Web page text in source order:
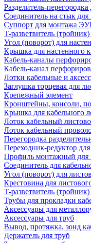
Разделитель-
Соединитель на стык для
Суппорт для монтажа
Т-разветвитель
Угол (поворот) для
Крышка для настенного
Кабель-каналы
Кабель-канал
Лотки кабельные и
Заглушка торцевая для
Крепежный элемент
Кронштейны, консоли,
Крышка для кабельного
Лоток кабельный
Лоток кабельный
Перегородка
Переходник-редуктор
Профиль монтажный для
Соединитель для
Угол (поворот) для
Крестовина для
Т-разветвитель
Трубы для прокладки
Аксессуары для
Аксессуары для труб
Вывод, протяжка, зонд
Держатель для труб